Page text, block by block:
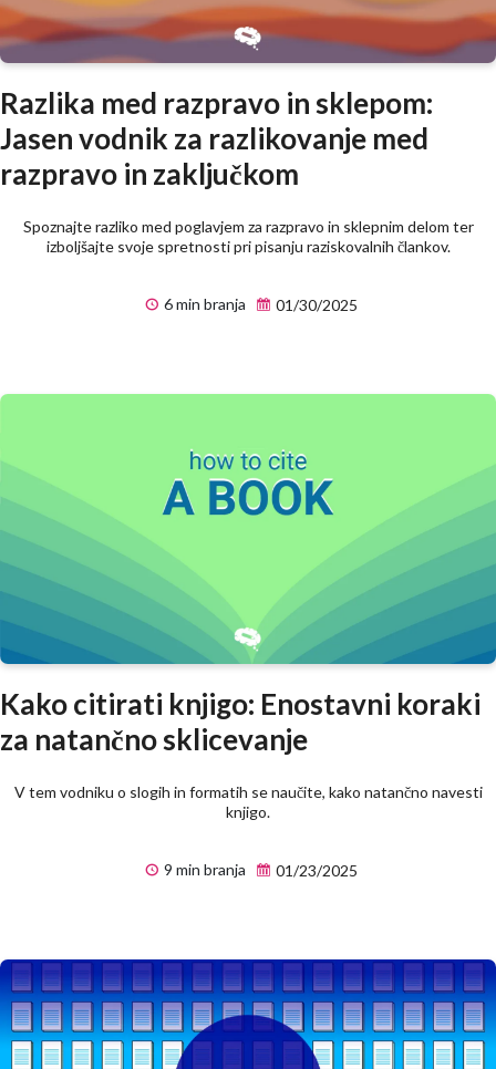
Razlika med razpravo in sklepom:
Jasen vodnik za razlikovanje med
razpravo in zaključkom
Spoznajte razliko med poglavjem za razpravo in sklepnim delom ter
izboljšajte svoje spretnosti pri pisanju raziskovalnih člankov.
6 min branja 01/30/2025
Kako citirati knjigo: Enostavni koraki
za natančno sklicevanje
V tem vodniku o slogih in formatih se naučite, kako natančno navesti
knjigo.
9 min branja 01/23/2025